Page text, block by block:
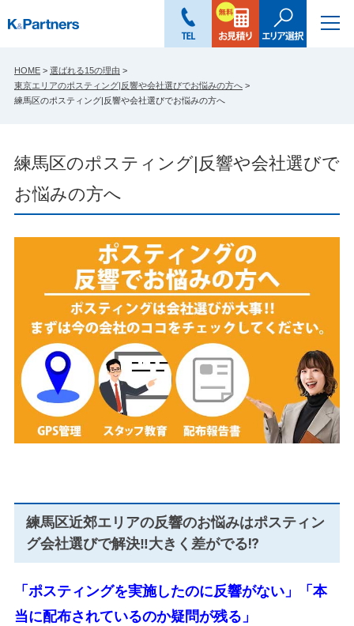
HOME > 選ばれる15の理由 >
東京エリアのポスティング|反響や会社選びでお悩みの方へ >
練馬区のポスティング|反響や会社選びでお悩みの方へ
練馬区のポスティング|反響や会社選びで
お悩みの方へ
練馬区近郊エリアの反響のお悩みはポスティン
グ会社選びで解決‼大きく差がでる⁉
「ポスティングを実施したのに反響がない」「本
当に配布されているのか疑問が残る」